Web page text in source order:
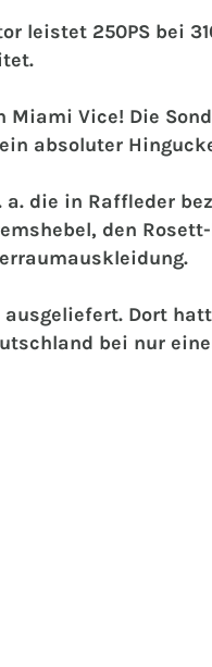
leistet 250PS bei
Vice! Die
absoluter
die in Raffleder
den
Dort
bei nur